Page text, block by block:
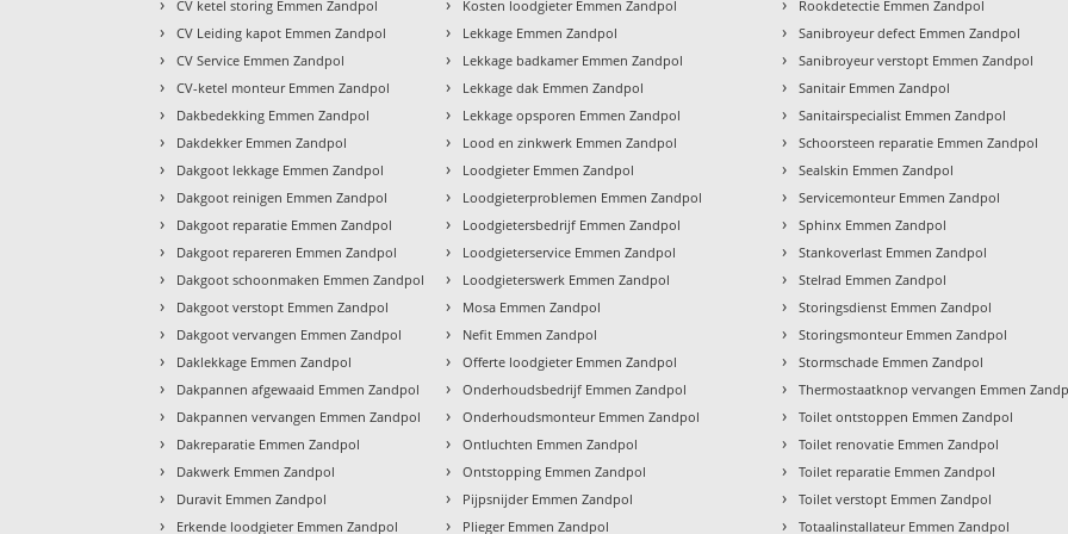
CV ketel storing Emmen Zandpol
› CV Leiding kapot Emmen Zandpol
› CV Service Emmen Zandpol
› CV-ketel monteur Emmen Zandpol
› Dakbedekking Emmen Zandpol
› Dakdekker Emmen Zandpol
› Dakgoot lekkage Emmen Zandpol
› Dakgoot reinigen Emmen Zandpol
› Dakgoot reparatie Emmen Zandpol
› Dakgoot repareren Emmen Zandpol
› Dakgoot schoonmaken Emmen Zandpol
› Dakgoot verstopt Emmen Zandpol
› Dakgoot vervangen Emmen Zandpol
› Daklekkage Emmen Zandpol
› Dakpannen afgewaaid Emmen Zandpol
› Dakpannen vervangen Emmen Zandpol
› Dakreparatie Emmen Zandpol
› Dakwerk Emmen Zandpol
› Duravit Emmen Zandpol
› Erkende loodgieter Emmen Zandpol
Kosten loodgieter Emmen Zandpol
› Lekkage Emmen Zandpol
› Lekkage badkamer Emmen Zandpol
› Lekkage dak Emmen Zandpol
› Lekkage opsporen Emmen Zandpol
› Lood en zinkwerk Emmen Zandpol
› Loodgieter Emmen Zandpol
› Loodgieterproblemen Emmen Zandpol
› Loodgietersbedrijf Emmen Zandpol
› Loodgieterservice Emmen Zandpol
› Loodgieterswerk Emmen Zandpol
› Mosa Emmen Zandpol
› Nefit Emmen Zandpol
› Offerte loodgieter Emmen Zandpol
› Onderhoudsbedrijf Emmen Zandpol
› Onderhoudsmonteur Emmen Zandpol
› Ontluchten Emmen Zandpol
› Ontstopping Emmen Zandpol
› Pijpsnijder Emmen Zandpol
› Plieger Emmen Zandpol
Rookdetectie Emmen Zandpol
› Sanibroyeur defect Emmen Zandpol
› Sanibroyeur verstopt Emmen Zandpol
› Sanitair Emmen Zandpol
› Sanitairspecialist Emmen Zandpol
› Schoorsteen reparatie Emmen Zandpol
› Sealskin Emmen Zandpol
› Servicemonteur Emmen Zandpol
› Sphinx Emmen Zandpol
› Stankoverlast Emmen Zandpol
› Stelrad Emmen Zandpol
› Storingsdienst Emmen Zandpol
› Storingsmonteur Emmen Zandpol
› Stormschade Emmen Zandpol
› Thermostaatknop vervangen Emmen
› Toilet ontstoppen Emmen Zandpol
› Toilet renovatie Emmen Zandpol
› Toilet reparatie Emmen Zandpol
› Toilet verstopt Emmen Zandpol
› Totaalinstallateur Emmen Zandpol